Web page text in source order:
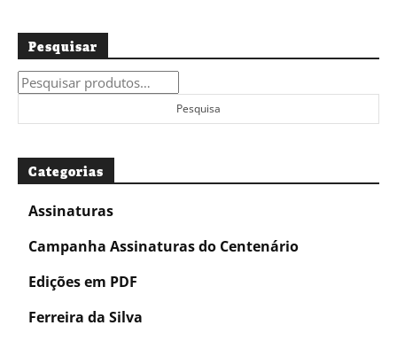
Pesquisar
Pesquisar
por:
Pesquisa
Categorias
Assinaturas
Campanha Assinaturas do Centenário
Edições em PDF
Ferreira da Silva